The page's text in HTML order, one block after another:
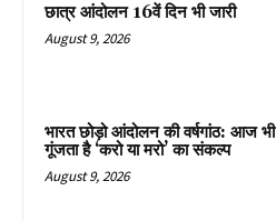
छात्र आंदोलन 16वें दिन भी जारी
August 9, 2026
भारत छोड़ो आंदोलन की वर्षगांठ: आज भी
गूंजता है ‘करो या मरो’ का संकल्प
August 9, 2026